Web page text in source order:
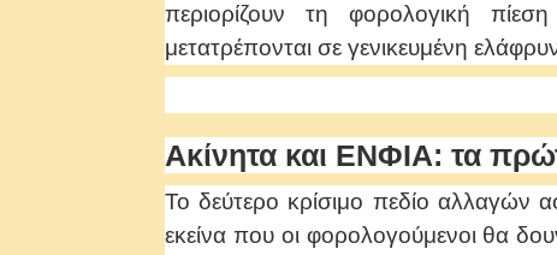
περιορίζουν τη φορολογική
μετατρέπονται σε γενικευμένη
Ακίνητα και ΕΝΦΙΑ: τα
Το δεύτερο κρίσιμο πεδίο αλλαγών
εκείνα που οι φορολογούμενοι θα